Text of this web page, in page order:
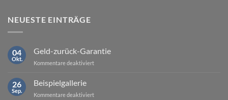
NEUESTE EINTRÄGE
04
Okt.
Geld-zurück-Garantie
Kommentare deaktiviertfür
26
Sep.
Beispielgallerie
Kommentare deaktiviertfür